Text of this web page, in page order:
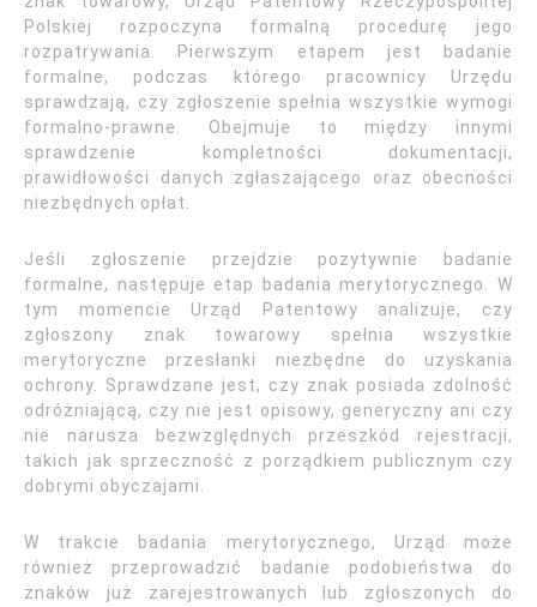
Polskiej rozpoczyna formalną procedurę jego
rozpatrywania. Pierwszym etapem jest badanie
formalne, podczas którego pracownicy Urzędu
sprawdzają, czy zgłoszenie spełnia wszystkie wymogi
formalno-prawne. Obejmuje to między innymi
sprawdzenie kompletności dokumentacji,
prawidłowości danych zgłaszającego oraz obecności
niezbędnych opłat.
Jeśli zgłoszenie przejdzie pozytywnie badanie
formalne, następuje etap badania merytorycznego. W
tym momencie Urząd Patentowy analizuje, czy
zgłoszony znak towarowy spełnia wszystkie
merytoryczne przesłanki niezbędne do uzyskania
ochrony. Sprawdzane jest, czy znak posiada zdolność
odróżniającą, czy nie jest opisowy, generyczny ani czy
nie narusza bezwzględnych przeszkód rejestracji,
takich jak sprzeczność z porządkiem publicznym czy
dobrymi obyczajami.
W trakcie badania merytorycznego, Urząd może
również przeprowadzić badanie podobieństwa do
znaków już zarejestrowanych lub zgłoszonych do